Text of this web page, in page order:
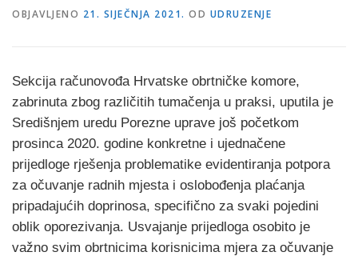
GALERIJA KONTAKT
OBJAVLJENO 21. SIJEČNJA 2021. OD UDRUZENJE
Sekcija računovođa Hrvatske obrtničke komore,
zabrinuta zbog različitih tumačenja u praksi, uputila je
Središnjem uredu Porezne uprave još početkom
prosinca 2020. godine konkretne i ujednačene
prijedloge rješenja problematike evidentiranja potpora
za očuvanje radnih mjesta i oslobođenja plaćanja
pripadajućih doprinosa, specifično za svaki pojedini
oblik oporezivanja. Usvajanje prijedloga osobito je
važno svim obrtnicima korisnicima mjera za očuvanje